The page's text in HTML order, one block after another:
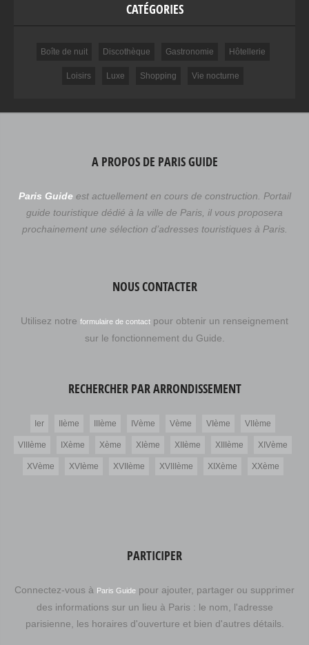
CATÉGORIES
Boîte de nuit Discothèque Gastronomie Hôtellerie
Loisirs Luxe Shopping Vie nocturne
A PROPOS DE PARIS GUIDE
Paris Guideest actuellement en cours de construction. Portail
guide touristique dédié à la ville de Paris, il vous proposera
prochainement une sélection d’adresses touristiques à Paris.
NOUS CONTACTER
Utilisez notre formulaire de contact pour obtenir un renseignement
sur le fonctionnement du Guide.
RECHERCHER PAR ARRONDISSEMENT
Ier IIème IIIème IVème Vème VIème VIIème
VIIIème IXème Xème XIème XIIème XIIIème XIVème
XVème XVIème XVIIème XVIIIème XIXème XXème
PARTICIPER
Connectez-vous à Paris Guide pour ajouter, partager ou supprimer
des informations sur un lieu à Paris : le nom, l'adresse
parisienne, les horaires d'ouverture et bien d'autres détails.